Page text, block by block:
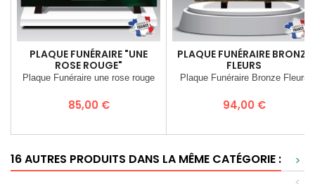
PLAQUE FUNÉRAIRE "UNE
ROSE ROUGE"
Plaque Funéraire une rose rouge
Prix
85,00 €
PLAQUE FUNÉRAIRE BRONZE
FLEURS
Plaque Funéraire Bronze Fleurs
Prix
94,00 €
16 AUTRES PRODUITS DANS LA MÊME CATÉGORIE :
>